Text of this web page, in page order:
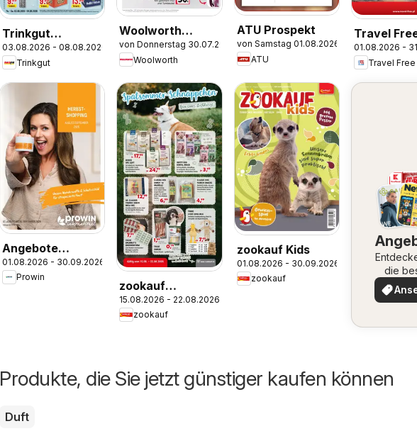
Trinkgut
Prospekt
03.08.2026 - 08.08.2026
Trinkgut
Woolworth
Prospekt
von Donnerstag 30.07.2026
Woolworth
ATU Prospekt
von Samstag 01.08.2026
ATU
Travel
Angebote
01.08.2026 -
Travel Free
Angebote
ProWIN
August/September
01.08.2026 - 30.09.2026
Prowin
zookauf
Prospekt
15.08.2026 - 22.08.2026
zookauf
zookauf Kids
01.08.2026 - 30.09.2026
zookauf
die
Produkte, die Sie jetzt günstiger kaufen können
Duft